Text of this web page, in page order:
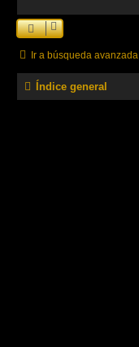
Ir a búsqueda avanzada
Índice general